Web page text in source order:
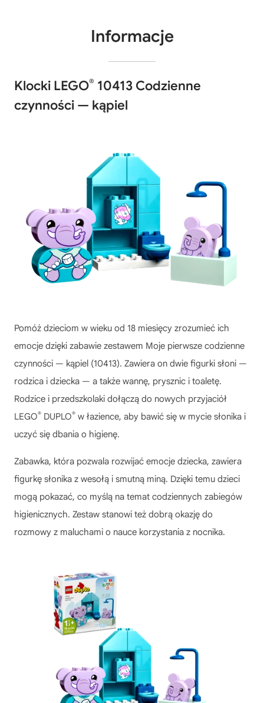
Informacje
Klocki LEGO® 10413 Codzienne
czynności — kąpiel
Pomóż dzieciom w wieku od 18 miesięcy zrozumieć ich
emocje dzięki zabawie zestawem Moje pierwsze codzienne
czynności — kąpiel (10413). Zawiera on dwie figurki słoni —
rodzica i dziecka — a także wannę, prysznic i toaletę.
Rodzice i przedszkolaki dołączą do nowych przyjaciół
LEGO® DUPLO® w łazience, aby bawić się w mycie słonika i
uczyć się dbania o higienę.
Zabawka, która pozwala rozwijać emocje dziecka, zawiera
figurkę słonika z wesołą i smutną miną. Dzięki temu dzieci
mogą pokazać, co myślą na temat codziennych zabiegów
higienicznych. Zestaw stanowi też dobrą okazję do
rozmowy z maluchami o nauce korzystania z nocnika.